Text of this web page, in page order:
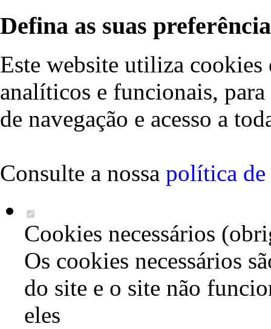
Defina as suas
Este website utiliza cookies
analíticos e funcionais,
de navegação e acesso a
Consulte a nossa política de
Cookies necessários
Os cookies necessários
do site e o site não
eles